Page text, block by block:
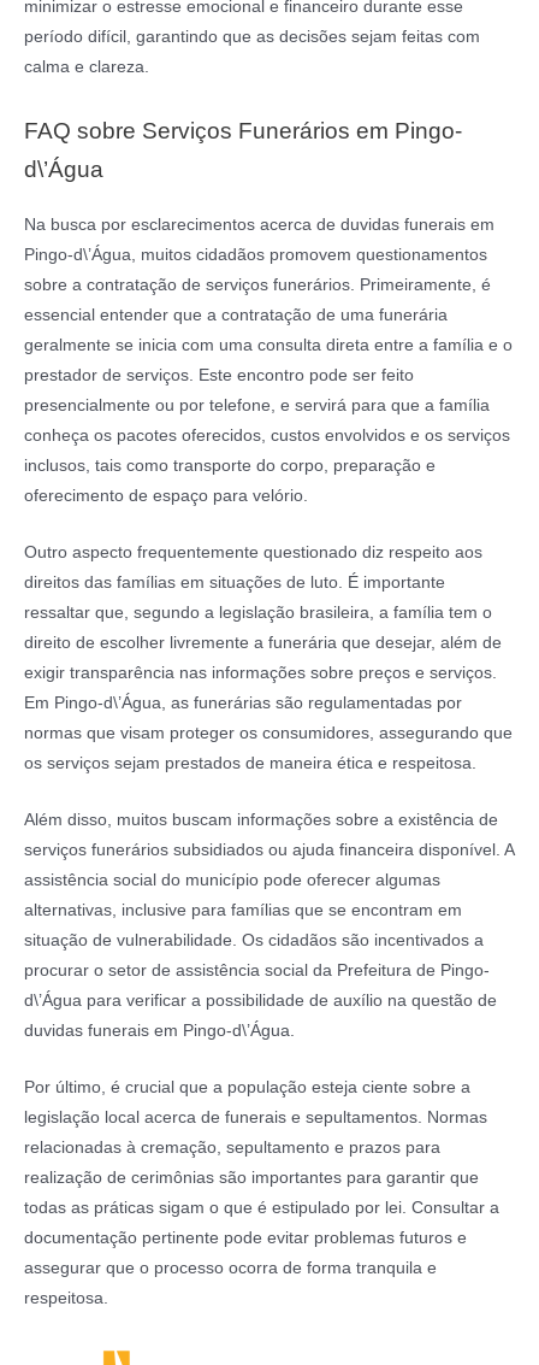
minimizar o estresse emocional e financeiro durante esse
período difícil, garantindo que as decisões sejam feitas com
calma e clareza.
FAQ sobre Serviços Funerários em Pingo-
d\’Água
Na busca por esclarecimentos acerca de duvidas funerais em
Pingo-d\’Água, muitos cidadãos promovem questionamentos
sobre a contratação de serviços funerários. Primeiramente, é
essencial entender que a contratação de uma funerária
geralmente se inicia com uma consulta direta entre a família e o
prestador de serviços. Este encontro pode ser feito
presencialmente ou por telefone, e servirá para que a família
conheça os pacotes oferecidos, custos envolvidos e os serviços
inclusos, tais como transporte do corpo, preparação e
oferecimento de espaço para velório.
Outro aspecto frequentemente questionado diz respeito aos
direitos das famílias em situações de luto. É importante
ressaltar que, segundo a legislação brasileira, a família tem o
direito de escolher livremente a funerária que desejar, além de
exigir transparência nas informações sobre preços e serviços.
Em Pingo-d\’Água, as funerárias são regulamentadas por
normas que visam proteger os consumidores, assegurando que
os serviços sejam prestados de maneira ética e respeitosa.
Além disso, muitos buscam informações sobre a existência de
serviços funerários subsidiados ou ajuda financeira disponível. A
assistência social do município pode oferecer algumas
alternativas, inclusive para famílias que se encontram em
situação de vulnerabilidade. Os cidadãos são incentivados a
procurar o setor de assistência social da Prefeitura de Pingo-
d\’Água para verificar a possibilidade de auxílio na questão de
duvidas funerais em Pingo-d\’Água.
Por último, é crucial que a população esteja ciente sobre a
legislação local acerca de funerais e sepultamentos. Normas
relacionadas à cremação, sepultamento e prazos para
realização de cerimônias são importantes para garantir que
todas as práticas sigam o que é estipulado por lei. Consultar a
documentação pertinente pode evitar problemas futuros e
assegurar que o processo ocorra de forma tranquila e
respeitosa.